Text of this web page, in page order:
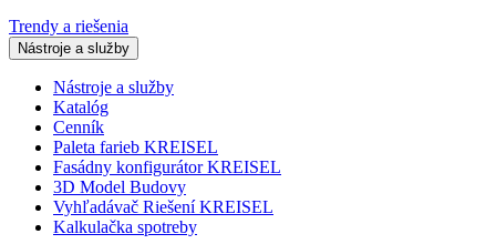
Trendy a riešenia
Nástroje a služby
Nástroje a služby
Katalóg
Cenník
Paleta farieb KREISEL
Fasádny konfigurátor KREISEL
3D Model Budovy
Vyhľadávač Riešení KREISEL
Kalkulačka spotreby